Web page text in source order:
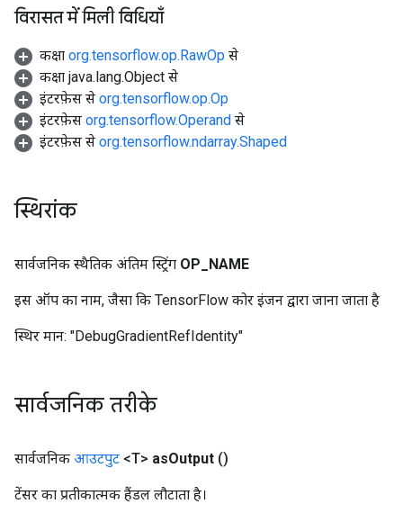
विरासत में मिली विधियाँ
कक्षा org.tensorflow.op.RawOp से
कक्षा java.lang.Object से
इंटरफ़ेस से org.tensorflow.op.Op
इंटरफ़ेस org.tensorflow.Operand से
इंटरफ़ेस से org.tensorflow.ndarray.Shaped
स्थिरांक
सार्वजनिक स्थैतिक अंतिम स्ट्रिंग OP NAME
इस ऑप का नाम, जैसा कि TensorFlow कोर इंजन द्वारा जाना जाता है
स्थिर मान: "DebugGradientRefIdentity"
सार्वजनिक तरीके
सार्वजनिक आउटपुट <T> asOutput ()
टेंसर का प्रतीकात्मक हैंडल लौटाता है।